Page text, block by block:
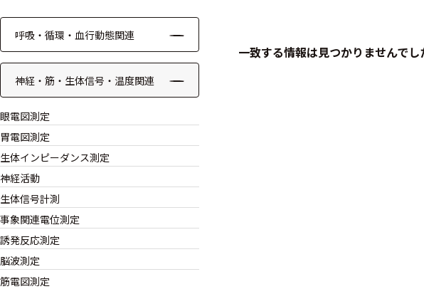
ケーブル
リード線
インター
タ
センサ・信号処
信号処理
呼吸・循環・血行動態関連
神経・筋・生体信号・温度関連
眼電図測定
胃電図測定
生体インピーダンス測定
神経活動
生体信号計測
事象関連電位測定
誘発反応測定
脳波測定
筋電図測定
一致する情報は見つかりませんでし